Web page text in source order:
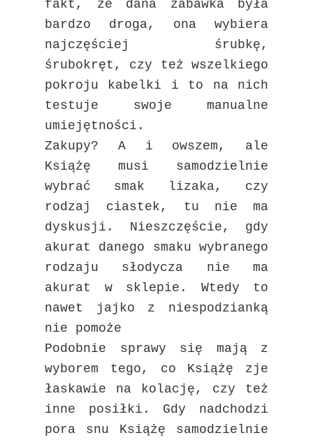
fakt, że dana zabawka była
bardzo droga, ona wybiera
najczęściej śrubkę,
śrubokręt, czy też wszelkiego
pokroju kabelki i to na nich
testuje swoje manualne
umiejętności.
Zakupy? A i owszem, ale
Książę musi samodzielnie
wybrać smak lizaka, czy
rodzaj ciastek, tu nie ma
dyskusji. Nieszczęście, gdy
akurat danego smaku wybranego
rodzaju słodycza nie ma
akurat w sklepie. Wtedy to
nawet jajko z niespodzianką
nie pomoże
Podobnie sprawy się mają z
wyborem tego, co Książę zje
łaskawie na kolację, czy też
inne posiłki. Gdy nadchodzi
pora snu Książę samodzielnie